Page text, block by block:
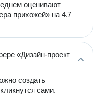
оценивают
прихожей» на 4.7
«Дизайн-проект
создать
сами.